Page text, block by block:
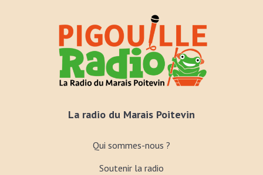
La radio du Marais Poitevin
Qui sommes-nous ?
Soutenir la radio